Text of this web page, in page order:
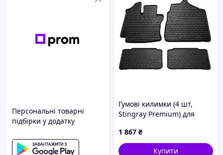
Персональні товарні
підбірки у додатку
Гумові килимки (4 шт,
Stingray Premium) для
2004 рр
1 867 ₴
Купити